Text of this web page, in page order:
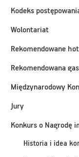
Kodeks
Wolontariat
Rekomendowane
Rekomendowana
Międzynarodowy
Jury
Konkurs o Nagrodę
Historia i idea